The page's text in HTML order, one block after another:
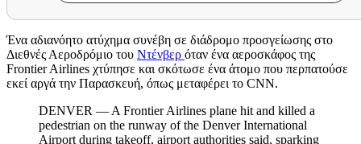
Ένα αδιανόητο ατύχημα συνέβη σε διάδρομο προσγείωσης στο
Διεθνές Αεροδρόμιο του Ντένβερ όταν ένα αεροσκάφος της
Frontier Airlines χτύπησε και σκότωσε ένα άτομο που περπατούσε
εκεί αργά την Παρασκευή, όπως μεταφέρει το CNN.
DENVER — A Frontier Airlines plane hit and killed a
pedestrian on the runway of the Denver International
Airport during takeoff, airport authorities said, sparking